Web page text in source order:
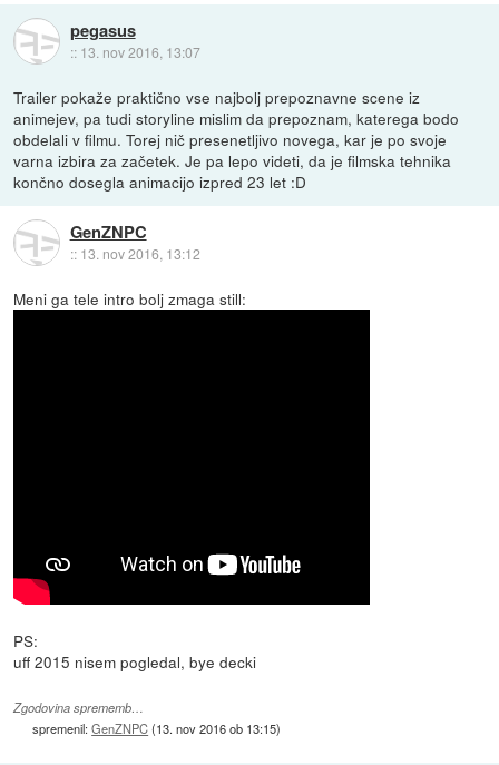
pegasus
:: 13. nov 2016, 13:07
Trailer pokaže praktično vse najbolj prepoznavne scene iz
animejev, pa tudi storyline mislim da prepoznam, katerega bodo
obdelali v filmu. Torej nič presenetljivo novega, kar je po svoje
varna izbira za začetek. Je pa lepo videti, da je filmska tehnika
končno dosegla animacijo izpred 23 let :D
GenZNPC
:: 13. nov 2016, 13:12
Meni ga tele intro bolj zmaga still:
PS:
uff 2015 nisem pogledal, bye decki
Zgodovina sprememb…
spremenil:GenZNPC(13. nov 2016 ob 13:15)